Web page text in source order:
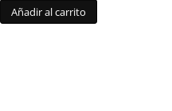
Añadir al carrito